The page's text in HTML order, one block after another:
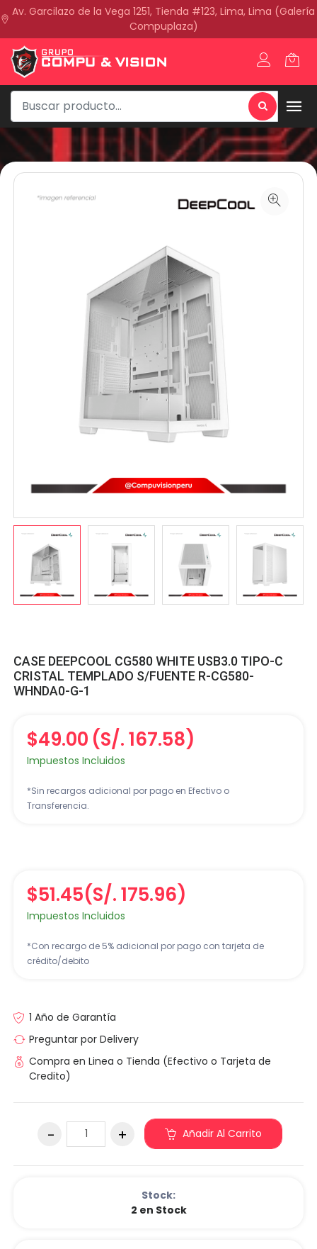
Av. Garcilazo de la Vega 1251, Tienda #123, Lima, Lima (Galería
Compuplaza)
CASE DEEPCOOL CG580 WHITE USB3.0 TIPO-C
CRISTAL TEMPLADO S/FUENTE R-CG580-
WHNDA0-G-1
$49.00 (S/. 167.58)
Impuestos Incluidos
*Sin recargos adicional por pago en Efectivo o
Transferencia.
$51.45(S/. 175.96)
Impuestos Incluidos
*Con recargo de 5% adicional por pago con tarjeta de
crédito/debito
1 Año de Garantía
Preguntar por Delivery
Compra en Linea o Tienda (Efectivo o Tarjeta de
Credito)
Añadir Al Carrito
Stock:
2 en Stock